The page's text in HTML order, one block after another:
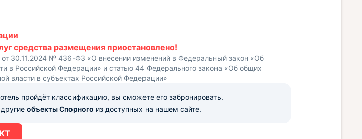
средства размещения приостановлено!
от 30.11.2024 № 436-ФЗ «О внесении изменений в Федеральный закон «Об
в Российской Федерации» и статью 44 Федерального закона «Об общих
власти в субъектах Российской Федерации»
пройдёт классификацию, вы сможете его забронировать.
объекты Спорного из доступных на нашем сайте.